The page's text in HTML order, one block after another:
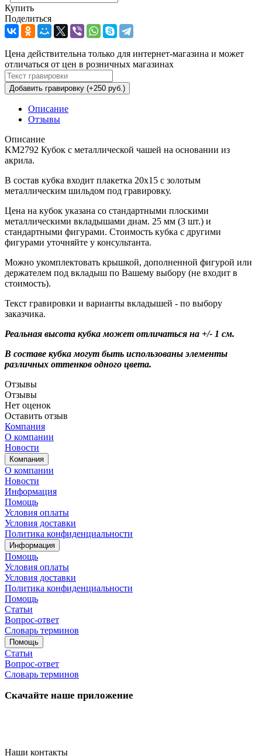
Купить
Поделиться
Цена действительна только для интернет-магазина и может
отличаться от цен в розничных магазинах
Добавить гравировку (+250 руб.)
Описание
Отзывы
Описание
KM2792 Кубок с металлической чашей на основании из
акрила.
В состав кубка входит плакетка 20х15 с золотым
металлическим шильдом под гравировку.
Цена на кубок указана со стандартными плоскими
металлическими вкладышами диам. 25 мм (3 шт.) и
стандартными фигурами. Стоимость кубка с другими
фигурами уточняйте у консультанта.
Можно укомплектовать крышкой, дополненной фигурой или
держателем под вкладыш по Вашему выбору (не входит в
стоимость).
Текст гравировки и варианты вкладышей - по выбору
заказчика.
Реальная высота кубка может отличаться на +/- 1 см.
В составе кубка могут быть использованы элементы
различных оттенков одного цвета.
Отзывы
Отзывы
Нет оценок
Оставить отзыв
Компания
О компании
Новости
Компания
О компании
Новости
Информация
Помощь
Условия оплаты
Условия доставки
Политика конфиденциальности
Информация
Помощь
Условия оплаты
Условия доставки
Политика конфиденциальности
Помощь
Статьи
Вопрос-ответ
Словарь терминов
Помощь
Статьи
Вопрос-ответ
Словарь терминов
Скачайте наше приложение
Наши контакты